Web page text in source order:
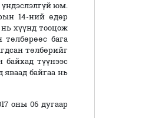
юм.
14-ний өдөр
хүүнд тооцож
бага
төлбөрийг
түүнээс
яваад байгаа нь
оны 06 дугаар